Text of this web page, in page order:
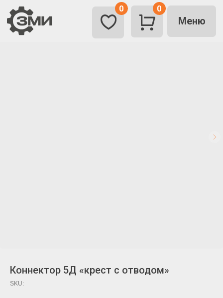
0
Меню
Коннектор 5Д «крест с отводом»
SKU: